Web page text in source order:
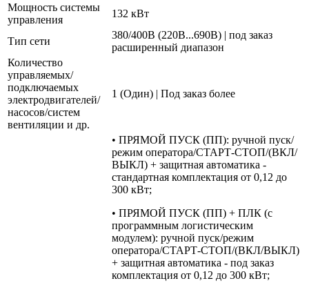
Мощность системы
управления
132 кВт
Тип сети
380/400В (220В...690В) | под заказ
расширенный диапазон
Количество
управляемых/
подключаемых
электродвигателей/
насосов/систем
вентиляции и др.
1 (Один) | Под заказ более
• ПРЯМОЙ ПУСК (ПП): ручной пуск/
режим оператора/СТАРТ-СТОП/(ВКЛ/
ВЫКЛ) + защитная автоматика -
стандартная комплектация от 0,12 до
300 кВт;
• ПРЯМОЙ ПУСК (ПП) + ПЛК (с
программным логистическим
модулем): ручной пуск/режим
оператора/СТАРТ-СТОП/(ВКЛ/ВЫКЛ)
+ защитная автоматика - под заказ
комплектация от 0,12 до 300 кВт;